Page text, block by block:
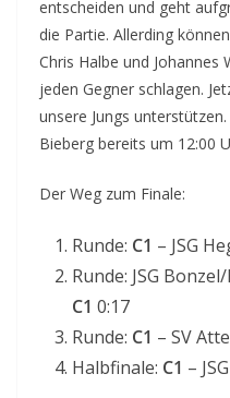
entscheiden und geht
die Partie. Allerding
Chris Halbe und
jeden Gegner schlagen.
unsere Jungs
Bieberg bereits um 12:00
Der Weg zum Finale:
Runde: C1 – JSG
Runde: JSG
C1 0:17
Runde: C1 – SV
Halbfinale: C1 –